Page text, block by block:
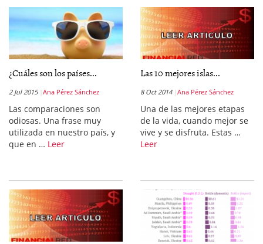
¿Cuáles son los países...
2 Jul 2015 Ana Pérez Sánchez
Las comparaciones son
odiosas. Una frase muy
utilizada en nuestro país, y
que en … Leer
Las 10 mejores islas...
8 Oct 2014 Ana Pérez Sánchez
Una de las mejores etapas
de la vida, cuando mejor se
vive y se disfruta. Estas …
Leer